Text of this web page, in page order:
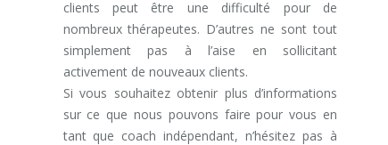
clients peut être une difficulté pour de
nombreux thérapeutes. D’autres ne sont tout
simplement pas à l’aise en sollicitant
activement de nouveaux clients.
Si vous souhaitez obtenir plus d’informations
sur ce que nous pouvons faire pour vous en
tant que coach indépendant, n’hésitez pas à